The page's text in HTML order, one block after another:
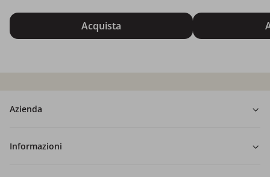
Acquista
Azienda
Informazioni